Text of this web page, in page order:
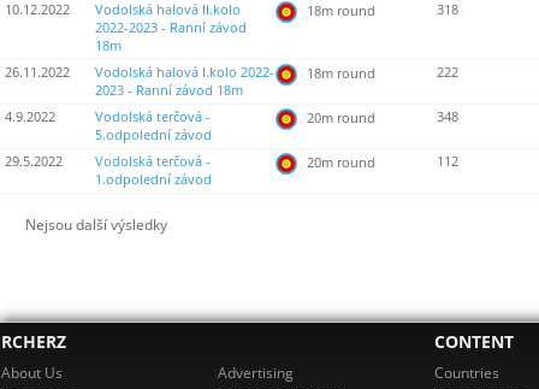
10.12.2022
Vodolská halová II.kolo
2022-2023 - Ranní závod
18m
18m round 318
26.11.2022
Vodolská halová I.kolo 2022-
2023 - Ranní závod 18m
18m round 222
4.9.2022
Vodolská terčová -
5.odpolední závod
20m round 348
29.5.2022
Vodolská terčová -
1.odpolední závod
20m round 112
Nejsou další výsledky
RCHERZ
About Us
Advertising
CONTENT
Countries